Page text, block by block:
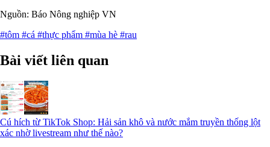
Nguồn: Báo Nông nghiệp VN
#tôm #cá #thực phẩm #mùa hè #rau
Bài viết liên quan
Cú hích từ TikTok Shop: Hải sản khô và nước mắm truyền thống lột
xác nhờ livestream như thế nào?